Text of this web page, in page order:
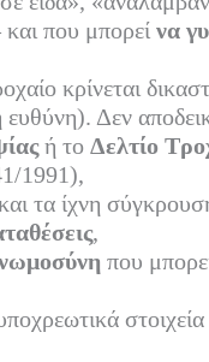
που μπορεί να
κρίνεται
ευθύνη). Δεν
ή το Δελτίο
1991),
τα ίχνη
,
που